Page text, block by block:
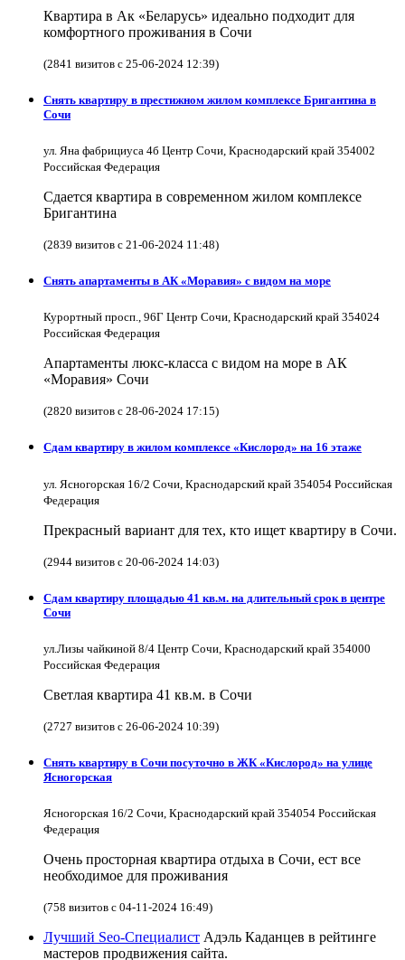
Квартира в Ак «Беларусь» идеально подходит для
комфортного проживания в Сочи
(2841 визитов с 25-06-2024 12:39)
Снять квартиру в престижном жилом комплексе Бригантина в
Сочи
ул. Яна фабрициуса 4б Центр Сочи, Краснодарский край 354002
Российская Федерация
Сдается квартира в современном жилом комплексе
Бригантина
(2839 визитов с 21-06-2024 11:48)
Снять апартаменты в АК «Моравия» с видом на море
Курортный просп., 96Г Центр Сочи, Краснодарский край 354024
Российская Федерация
Апартаменты люкс-класса с видом на море в АК
«Моравия» Сочи
(2820 визитов с 28-06-2024 17:15)
Сдам квартиру в жилом комплексе «Кислород» на 16 этаже
ул. Ясногорская 16/2 Сочи, Краснодарский край 354054 Российская
Федерация
Прекрасный вариант для тех, кто ищет квартиру в Сочи.
(2944 визитов с 20-06-2024 14:03)
Сдам квартиру площадью 41 кв.м. на длительный срок в центре
Сочи
ул.Лизы чайкиной 8/4 Центр Сочи, Краснодарский край 354000
Российская Федерация
Светлая квартира 41 кв.м. в Сочи
(2727 визитов с 26-06-2024 10:39)
Снять квартиру в Cочи посуточно в ЖК «Кислород» на улице
Ясногорская
Ясногорская 16/2 Сочи, Краснодарский край 354054 Российская
Федерация
Очень просторная квартира отдыха в Сочи, ест все
необходимое для проживания
(758 визитов с 04-11-2024 16:49)
Лучший Seo-Специалист Адэль Каданцев в рейтинге
мастеров продвижения сайта.